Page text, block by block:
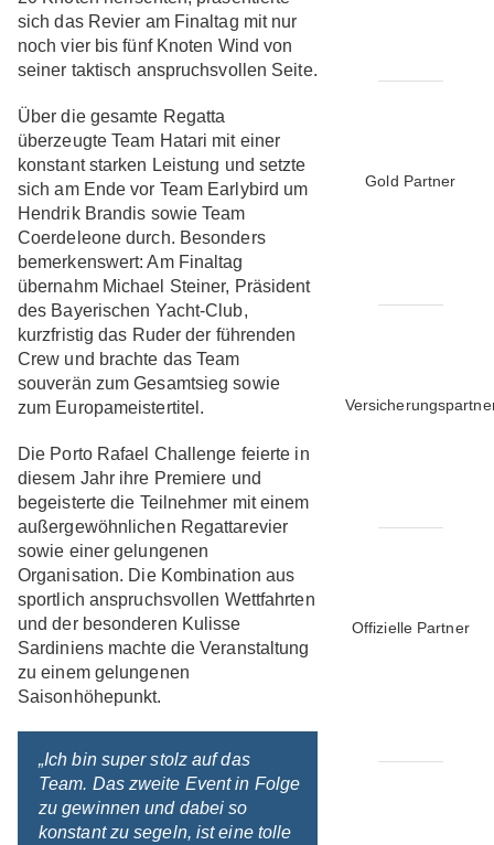
sich das Revier am Finaltag mit nur
noch vier bis fünf Knoten Wind von
seiner taktisch anspruchsvollen Seite.
Über die gesamte Regatta
überzeugte Team Hatari mit einer
konstant starken Leistung und setzte
sich am Ende vor Team Earlybird um
Hendrik Brandis sowie Team
Coerdeleone durch. Besonders
bemerkenswert: Am Finaltag
übernahm Michael Steiner, Präsident
des Bayerischen Yacht-Club,
kurzfristig das Ruder der führenden
Crew und brachte das Team
souverän zum Gesamtsieg sowie
zum Europameistertitel.
Die Porto Rafael Challenge feierte in
diesem Jahr ihre Premiere und
begeisterte die Teilnehmer mit einem
außergewöhnlichen Regattarevier
sowie einer gelungenen
Organisation. Die Kombination aus
sportlich anspruchsvollen Wettfahrten
und der besonderen Kulisse
Sardiniens machte die Veranstaltung
zu einem gelungenen
Saisonhöhepunkt.
„Ich bin super stolz auf das
Team. Das zweite Event in Folge
zu gewinnen und dabei so
konstant zu segeln, ist eine tolle
Gold Partner
Offizielle Partner